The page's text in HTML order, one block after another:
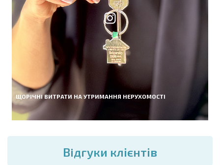
ЩОРІЧНІ ВИТРАТИ НА УТРИМАННЯ НЕРУХОМОСТІ
Вiдгуки клієнтів